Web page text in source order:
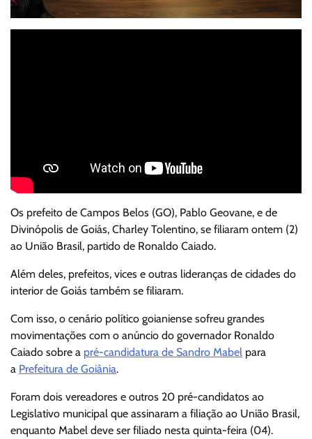
Os prefeito de Campos Belos (GO), Pablo Geovane, e de
Divinópolis de Goiás, Charley Tolentino, se filiaram ontem (2)
ao União Brasil, partido de Ronaldo Caiado.
Além deles, prefeitos, vices e outras lideranças de cidades do
interior de Goiás também se filiaram.
Com isso, o cenário político goianiense sofreu grandes
movimentações com o anúncio do governador Ronaldo
Caiado sobre a pré-candidatura de Sandro Mabel para
a Prefeitura de Goiânia.
Foram dois vereadores e outros 20 pré-candidatos ao
Legislativo municipal que assinaram a filiação ao União Brasil,
enquanto Mabel deve ser filiado nesta quinta-feira (04).